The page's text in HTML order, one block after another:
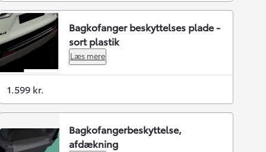
Bagkofanger beskyttelses plade -
sort plastik
Læs mere
1.599 kr.
Bagkofangerbeskyttelse,
afdækning